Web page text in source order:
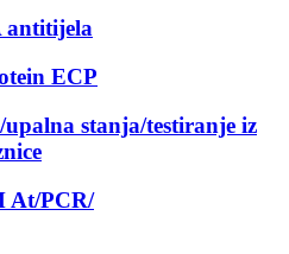
antitijela
ECP
stanja/testiranje iz
At/PCR/